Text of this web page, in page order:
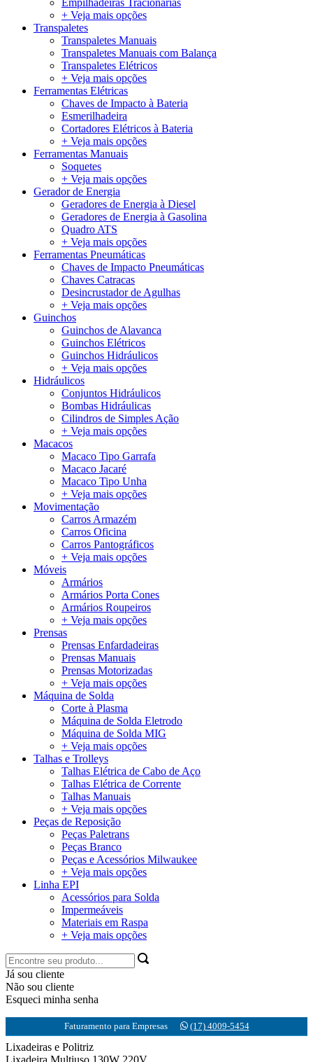
Empilhadeiras Tracionárias
+ Veja mais opções
Transpaletes
Transpaletes Manuais
Transpaletes Manuais com Balança
Transpaletes Elétricos
+ Veja mais opções
Ferramentas Elétricas
Chaves de Impacto à Bateria
Esmerilhadeira
Cortadores Elétricos à Bateria
+ Veja mais opções
Ferramentas Manuais
Soquetes
+ Veja mais opções
Gerador de Energia
Geradores de Energia à Diesel
Geradores de Energia à Gasolina
Quadro ATS
+ Veja mais opções
Ferramentas Pneumáticas
Chaves de Impacto Pneumáticas
Chaves Catracas
Desincrustador de Agulhas
+ Veja mais opções
Guinchos
Guinchos de Alavanca
Guinchos Elétricos
Guinchos Hidráulicos
+ Veja mais opções
Hidráulicos
Conjuntos Hidráulicos
Bombas Hidráulicas
Cilindros de Simples Ação
+ Veja mais opções
Macacos
Macaco Tipo Garrafa
Macaco Jacaré
Macaco Tipo Unha
+ Veja mais opções
Movimentação
Carros Armazém
Carros Oficina
Carros Pantográficos
+ Veja mais opções
Móveis
Armários
Armários Porta Cones
Armários Roupeiros
+ Veja mais opções
Prensas
Prensas Enfardadeiras
Prensas Manuais
Prensas Motorizadas
+ Veja mais opções
Máquina de Solda
Corte à Plasma
Máquina de Solda Eletrodo
Máquina de Solda MIG
+ Veja mais opções
Talhas e Trolleys
Talhas Elétrica de Cabo de Aço
Talhas Elétrica de Corrente
Talhas Manuais
+ Veja mais opções
Peças de Reposição
Peças Paletrans
Peças Branco
Peças e Acessórios Milwaukee
+ Veja mais opções
Linha EPI
Acessórios para Solda
Impermeáveis
Materiais em Raspa
+ Veja mais opções
Já sou cliente
Não sou cliente
Esqueci minha senha
Faturamento para Empresas (17) 4009-5454
Lixadeiras e Politriz
Lixadeira Multiuso 130W 220V